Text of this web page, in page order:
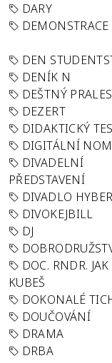
DARY
DEMONSTRACE
DEN
DENÍK N
DEŠTNÝ PRALES
DEZERT
DIDAKTICKÝ
DIGITÁLNÍ
DIVADELNÍ
PŘEDSTAVENÍ
DIVADLO
DIVOKEJBILL
DJ
DOC. RNDR. JAK
KUBEŠ
DOKONALÉ
DOUČOVÁNÍ
DRAMA
DRBA